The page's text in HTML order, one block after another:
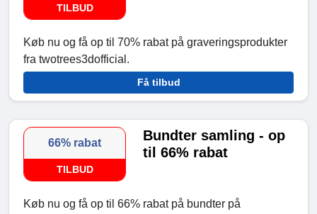
TILBUD
Køb nu og få op til 70% rabat på graveringsprodukter
fra twotrees3dofficial.
Få tilbud
66% rabat
TILBUD
Bundter samling - op
til 66% rabat
Køb nu og få op til 66% rabat på bundter på